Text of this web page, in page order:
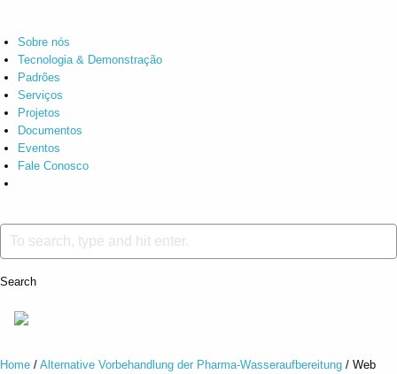
Sobre nós
Tecnologia & Demonstração
Padrões
Serviços
Projetos
Documentos
Eventos
Fale Conosco
Search
Home / Alternative Vorbehandlung der Pharma-Wasseraufbereitung / Web